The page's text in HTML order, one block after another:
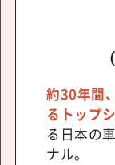
約30年間
るトップ
る日本の
ナル。